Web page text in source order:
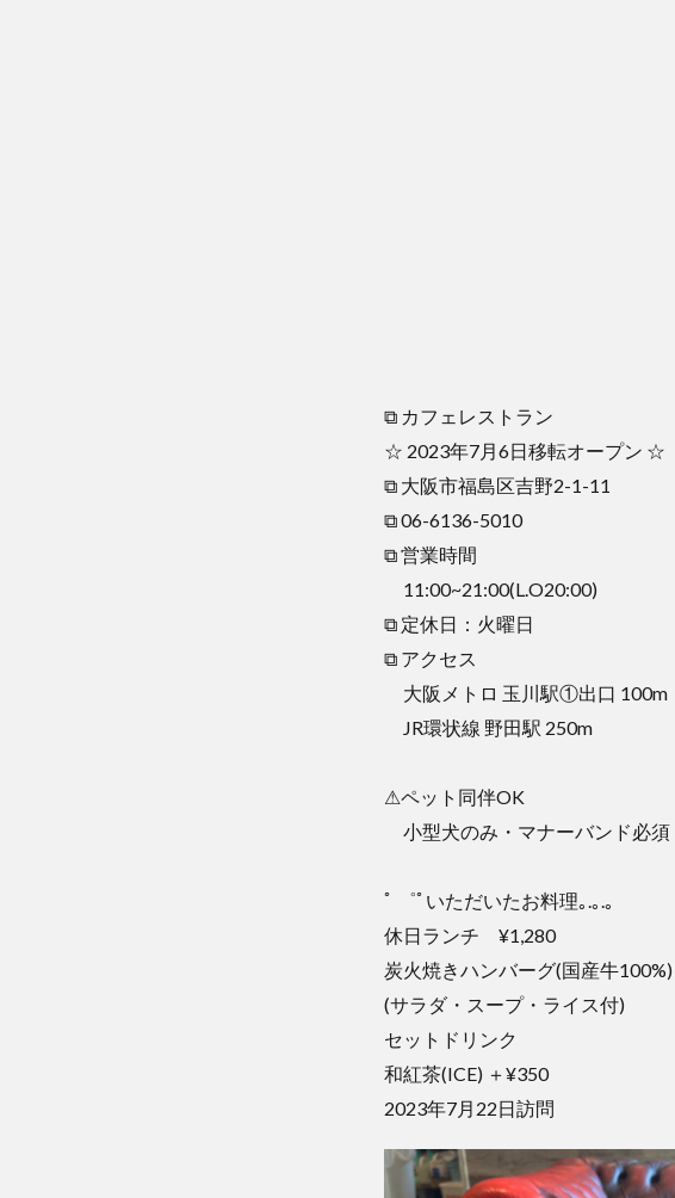
⧉ カフェレストラン
☆ 2023年7月6日移転オープン ☆
⧉ 大阪市福島区吉野2-1-11
⧉ 06-6136-5010
⧉ 営業時間
11:00~21:00(L.O20:00)
⧉ 定休日：火曜日
⧉ アクセス
大阪メトロ 玉川駅①出口 100m
JR環状線 野田駅 250m
⚠ペット同伴OK
小型犬のみ・マナーバンド必須
ﾟ ゜ﾟいただいたお料理｡.｡.｡
休日ランチ ¥1,280
炭火焼きハンバーグ(国産牛100%)
(サラダ・スープ・ライス付)
セットドリンク
和紅茶(ICE) ＋¥350
2023年7月22日訪問